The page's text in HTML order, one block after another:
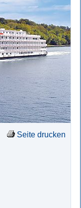
Seite drucken